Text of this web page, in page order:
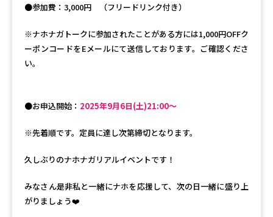
●参加費：3,000円 （フリードリンク付き）
※ナホナガトークに参加されたことがある方には1,000円OFFク
ーポンコードをEメールにて送信しております。ご確認くださ
い。
●お申込開始： 2025年9月6日(土)21:00〜
※先着順です。定員に達し次第締切となります。
久しぶりのナホナガリアルイベントです！
みなさん是非私と一緒にナホを応援して、次の日一緒に盛り上
がりましょう❤️